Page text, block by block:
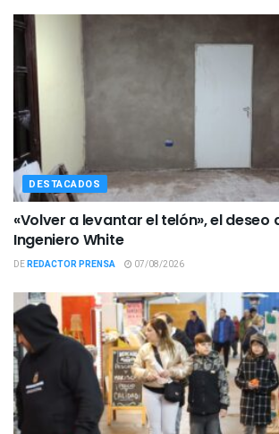
DESTACADOS
«Volver a levantar el telón», el deseo
Ingeniero White
DEREDACTOR PRENSA 07/08/2026